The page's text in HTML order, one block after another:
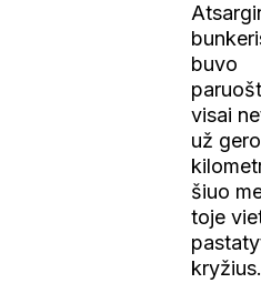
buvo
visai
už gero
šiuo
toje
kryžius.